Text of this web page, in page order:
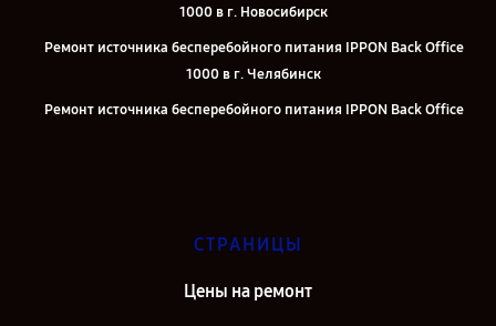
1000 в г. Новосибирск
Ремонт источника бесперебойного питания IPPON Back Office
1000 в г. Челябинск
Ремонт источника бесперебойного питания IPPON Back Office
Ремонт источника бесперебойного питания IPPON Back Office
Ремонт источника бесперебойного питания IPPON Back Office
СТРАНИЦЫ
Цены на ремонт